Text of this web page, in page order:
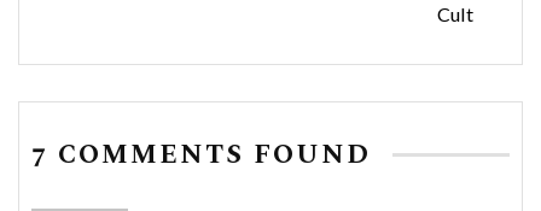
Cult
7 COMMENTS FOUND